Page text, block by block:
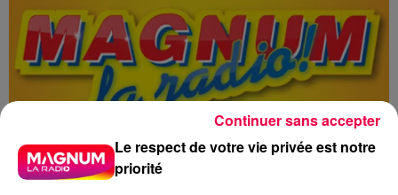
Le respect de votre vie privée est notre
priorité
Continuer sans accepter